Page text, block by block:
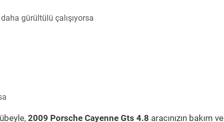
gürültülü çalışıyorsa
2009 Porsche Cayenne Gts 4.8 aracınızın bakım ve